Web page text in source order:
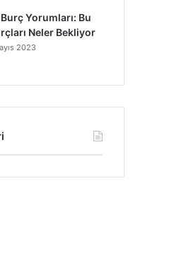
Yorumları: Bu
Neler Bekliyor
2023